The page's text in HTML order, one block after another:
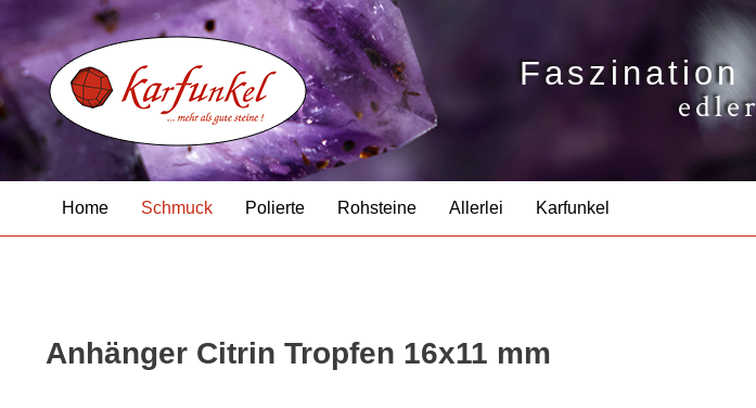
Faszination
Home Schmuck Polierte Rohsteine Allerlei Karfunkel
Anhänger Citrin Tropfen 16x11 mm